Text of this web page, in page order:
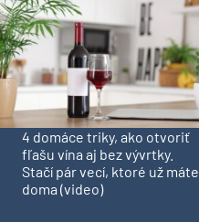
4 domáce triky, ako otvoriť
fľašu vína aj bez vývrtky.
Stačí pár vecí, ktoré už máte
doma (video)